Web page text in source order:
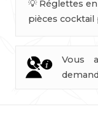
💡 Réglettes
pièces
Vous